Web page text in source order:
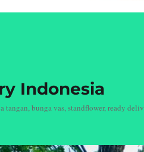
Indonesia
tangan, bunga vas, standflower, ready